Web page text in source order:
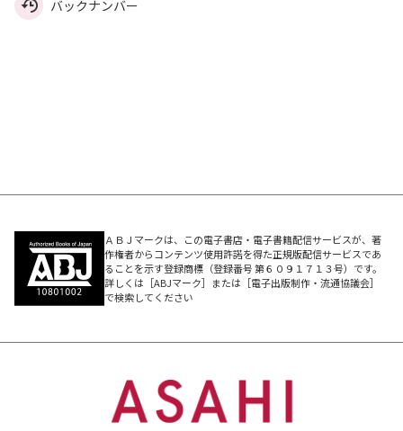
バックナンバー
ＡＢＪマークは、この電子書店・電子書籍配信サービスが、著
作権者からコンテンツ使用許諾を得た正規版配信サービスであ
ることを示す登録商標（登録番号 第６０９１７１３号）です。
詳しくは［ABJマーク］または［電子出版制作・流通協議会］
で検索してください